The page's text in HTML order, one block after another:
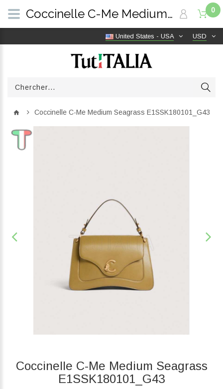
USD
United States - USA
0
Coccinelle C-Me Medium Seagrass E1SSK180101_G43
Coccinelle C-Me Medium Seagrass
E1SSK180101_G43
Coccinelle C-Me Medium Seagrass E1SSK180101_G43 | TutITALIA